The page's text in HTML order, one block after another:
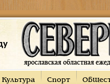
Культура Спорт